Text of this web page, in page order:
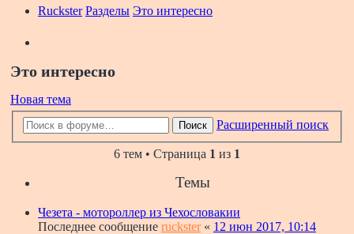
Ruckster Разделы Это интересно
Это интересно
Новая тема
Поиск Расширенный поиск
6 тем • Страница 1 из 1
Темы
Чезета - мотороллер из Чехословакии
Последнее сообщение ruckster« 12 июн 2017, 10:14